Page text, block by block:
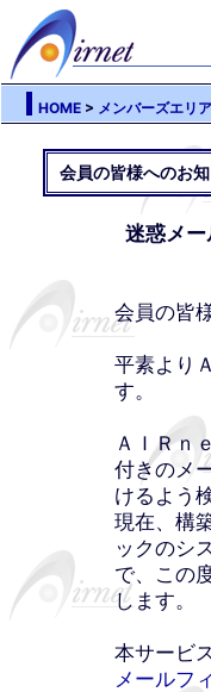
HOME > メンバーズエリア
会員の皆様へのお
迷惑メ
会員の皆様
平素より
す。
ＡＩＲｎ
付きのメ
けるよう
現在、構
ックのシ
で、この
します。
本サービ
メールフ